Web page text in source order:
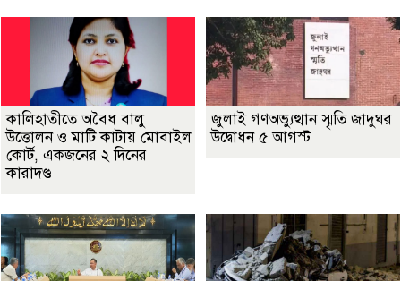
কালিহাতীতে অবৈধ বালু
উত্তোলন ও মাটি কাটায় মোবাইল
কোর্ট, একজনের ২ দিনের
কারাদণ্ড
জুলাই গণঅভ্যুত্থান স্মৃতি জাদুঘর
উদ্বোধন ৫ আগস্ট